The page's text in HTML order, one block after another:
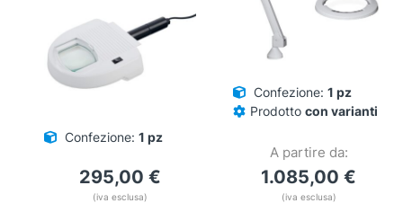
Confezione: 1 pz
295,00 €
(iva esclusa)
Confezione: 1 pz
Prodotto con varianti
A partire da:
1.085,00 €
(iva esclusa)